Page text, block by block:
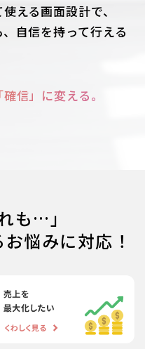
える画面設計で、
自信を持って行える
信」に変える。
も…」
悩みに対応！